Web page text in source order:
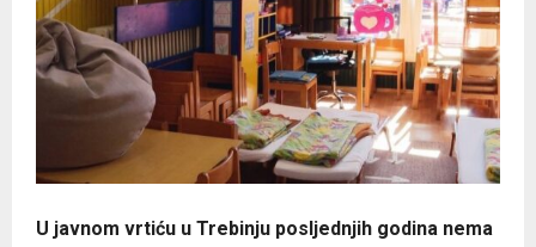
U javnom vrtiću u Trebinju posljednjih godina nema